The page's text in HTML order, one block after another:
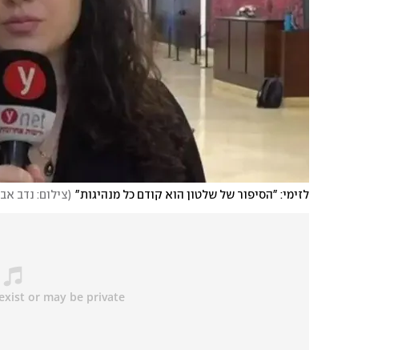
לזימי: "הסיפור של שלטון הוא קודם כל מנהיגות" (צילום: נדב אב